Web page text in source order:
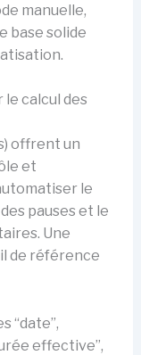
manuelle,
base solide
calcul des
offrent un
et
le
pauses et le
Une
de référence
“date”,
effective”,